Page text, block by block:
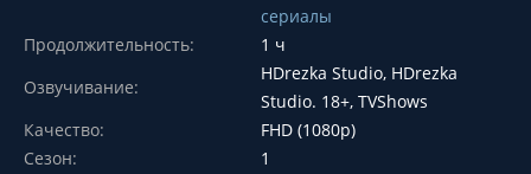
сериалы
Продолжительность:
1 ч
Озвучивание:
HDrezka Studio, HDrezka
Studio. 18+, TVShows
Качество:
FHD (1080p)
Сезон:
1